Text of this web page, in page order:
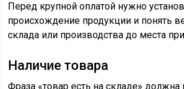
Перед крупной оплатой нужно
происхождение продукции и понять
склада или производства до места
Наличие товара
Фраза «товар есть на складе» должна